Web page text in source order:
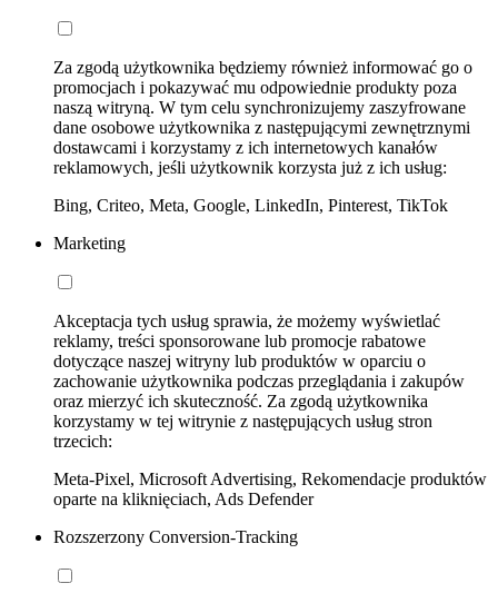
Za zgodą użytkownika będziemy również informować go o
promocjach i pokazywać mu odpowiednie produkty poza
naszą witryną. W tym celu synchronizujemy zaszyfrowane
dane osobowe użytkownika z następującymi zewnętrznymi
dostawcami i korzystamy z ich internetowych kanałów
reklamowych, jeśli użytkownik korzysta już z ich usług:
Bing, Criteo, Meta, Google, LinkedIn, Pinterest, TikTok
Marketing
Akceptacja tych usług sprawia, że możemy wyświetlać
reklamy, treści sponsorowane lub promocje rabatowe
dotyczące naszej witryny lub produktów w oparciu o
zachowanie użytkownika podczas przeglądania i zakupów
oraz mierzyć ich skuteczność. Za zgodą użytkownika
korzystamy w tej witrynie z następujących usług stron
trzecich:
Meta-Pixel, Microsoft Advertising, Rekomendacje produktów
oparte na kliknięciach, Ads Defender
Rozszerzony Conversion-Tracking